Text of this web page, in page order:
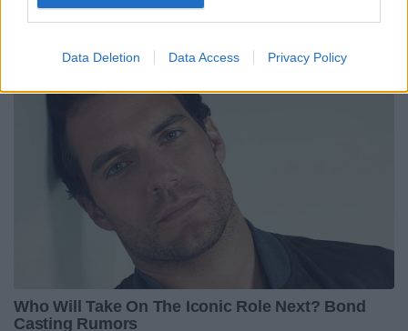
Data Deletion Data Access Privacy Policy